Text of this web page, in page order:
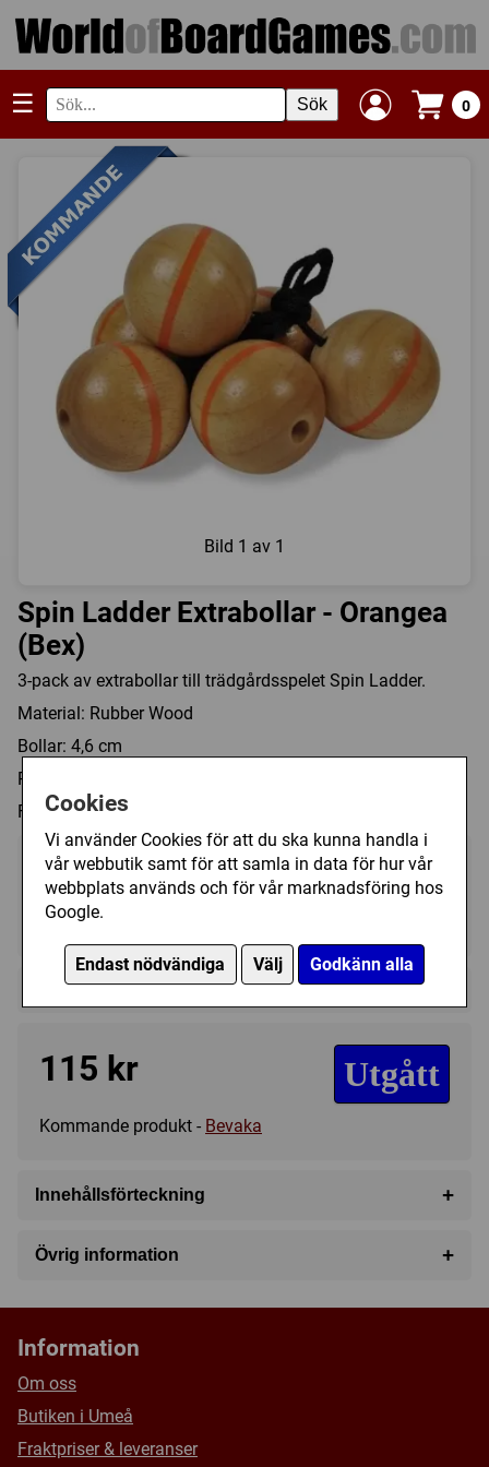
Cookies
Vi använder Cookies för att du ska kunna handla i
vår webbutik samt för att samla in data för hur vår
webbplats används och för vår marknadsföring hos
Google.
Endast nödvändiga Välj Godkänn alla
☰ Sök 0
Bild 1 av 1
Spin Ladder Extrabollar - Orangea
(Bex)
3-pack av extrabollar till trädgårdsspelet Spin Ladder.
Material: Rubber Wood
Bollar: 4,6 cm
Rep: 30 cm
Färg: Orange
Regelspråk:
115 kr Utgått
Kommande produkt - Bevaka
Innehållsförteckning +
Övrig information +
Tillverkare: Bex
Länkar:
Försälj. rank:
Information
Om oss
Butiken i Umeå
Fraktpriser & leveranser